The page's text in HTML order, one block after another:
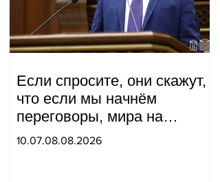
Если спросите, они скажут,
что если мы начнём
переговоры, мира на
границе не будет, начнётся
10.07.08.08.2026